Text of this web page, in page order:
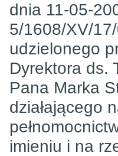
dnia 11-05-
5/1608/XV/
udzielonego
Dyrektora ds.
Pana Marka
działającego
imieniu i na